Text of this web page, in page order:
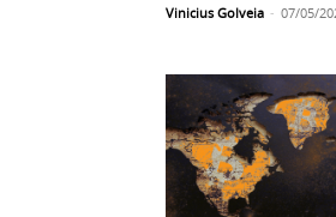
Vinicius Golveia - 07/05/